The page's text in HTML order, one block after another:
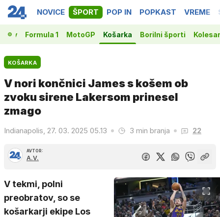
NOVICE ŠPORT POP IN POPKAST VREME
Formula 1 MotoGP Košarka Borilni športi
KOŠARKA
V nori končnici James s košem ob
zvoku sirene Lakersom prinesel
zmago
Indianapolis, 27. 03. 2025 05.13 3 min branja 22
AVTOR:
A.V.
V tekmi, polni
preobratov, so se
košarkarji ekipe Los